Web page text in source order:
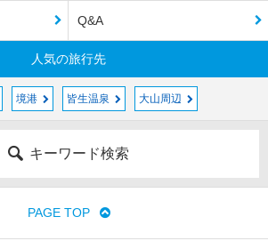
Q&A
人気の旅行先
境港 皆生温泉 大山周辺
キーワード検索
PAGE TOP